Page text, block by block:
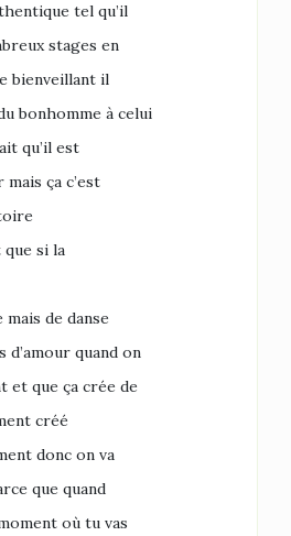
tel qu’il
stages en
bienveillant il
bonhomme à celui
qu’il est
ça c’est
que si la
de danse
d’amour quand on
et que ça crée de
créé
donc on va
que quand
où tu vas